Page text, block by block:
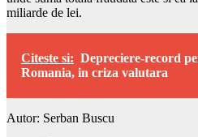
miliarde de lei.
Citeste si: Depreciere-record
Romania, in criza valutara
Autor: Serban Buscu